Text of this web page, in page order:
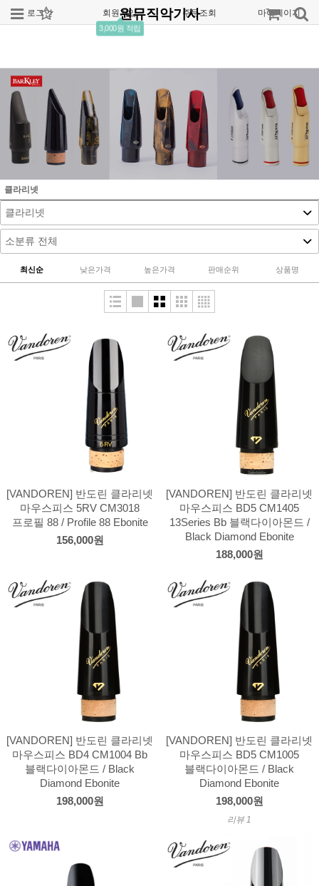
로그인 회원가입
3,000원 적립
주문조회 마이페이지
원뮤직악기사
클라리넷
최신순 낮은가격 높은가격 판매순위 상품명
[VANDOREN] 반도린 클라리넷
마우스피스 5RV CM3018
프로필 88 / Profile 88 Ebonite
156,000원
[VANDOREN] 반도린 클라리넷
마우스피스 BD5 CM1405
13Series Bb 블랙다이아몬드 /
Black Diamond Ebonite
188,000원
[VANDOREN] 반도린 클라리넷
마우스피스 BD4 CM1004 Bb
블랙다이아몬드 / Black
Diamond Ebonite
198,000원
[VANDOREN] 반도린 클라리넷
마우스피스 BD5 CM1005
블랙다이아몬드 / Black
Diamond Ebonite
198,000원
리뷰 1